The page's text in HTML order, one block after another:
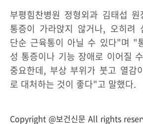
부평힘찬병원 정형외과 김태섭
통증이 가라앉지 않거나, 오히려
단순 근육통이 아닐 수 있다"며 "
성 통증이나 기능 장애로 이어질
중요한데, 부상 부위가 붓고 열감
로 대처하는 것이 좋다"고 말했다.
Copyright @보건신문 All rights